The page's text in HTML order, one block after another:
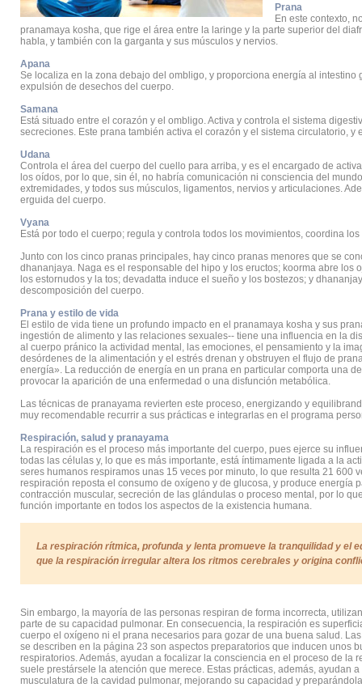
Prana
En este contexto,
pranamaya kosha, que rige el área entre la laringe y la parte superior del
habla, y también con la garganta y sus músculos y nervios.
Apana
Se localiza en la zona debajo del ombligo, y proporciona energía al
expulsión de desechos del cuerpo.
Samana
Está situado entre el corazón y el ombligo. Activa y controla el sistema
secreciones. Este prana también activa el corazón y el sistema circulatorio,
Udana
Controla el área del cuerpo del cuello para arriba, y es el encargado de
los oídos, por lo que, sin él, no habría comunicación ni consciencia del
extremidades, y todos sus músculos, ligamentos, nervios y articulaciones.
erguida del cuerpo.
Vyana
Está por todo el cuerpo; regula y controla todos los movimientos, coordina
Junto con los cinco pranas principales, hay cinco pranas menores que se
dhananjaya. Naga es el responsable del hipo y los eructos; koorma abre los
los estornudos y la tos; devadatta induce el sueño y los bostezos; y
descomposición del cuerpo.
Prana y estilo de vida
El estilo de vida tiene un profundo impacto en el pranamaya kosha y sus
ingestión de alimento y las relaciones sexuales-- tiene una influencia en la
al cuerpo pránico la actividad mental, las emociones, el pensamiento y la
desórdenes de la alimentación y el estrés drenan y obstruyen el flujo de
energía». La reducción de energía en un prana en particular comporta una
provocar la aparición de una enfermedad o una disfunción metabólica.
Las técnicas de pranayama revierten este proceso, energizando y
muy recomendable recurrir a sus prácticas e integrarlas en el programa
Respiración, salud y pranayama
La respiración es el proceso más importante del cuerpo, pues ejerce su
todas las células y, lo que es más importante, está íntimamente ligada a la
seres humanos respiramos unas 15 veces por minuto, lo que resulta 21 600
respiración reposta el consumo de oxígeno y de glucosa, y produce energía
contracción muscular, secreción de las glándulas o proceso mental, por lo
función importante en todos los aspectos de la existencia humana.
La respiración rítmica, profunda y lenta promueve la tranquilidad y el
que la respiración irregular altera los ritmos cerebrales y origina
Sin embargo, la mayoría de las personas respiran de forma incorrecta,
parte de su capacidad pulmonar. En consecuencia, la respiración es
cuerpo el oxígeno ni el prana necesarios para gozar de una buena salud.
se describen en la página 23 son aspectos preparatorios que inducen unos
respiratorios. Además, ayudan a focalizar la consciencia en el proceso de la
suele prestársele la atención que merece. Estas prácticas, además, ayudan
musculatura de la cavidad pulmonar, mejorando su capacidad y